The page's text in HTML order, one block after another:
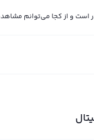
خرید و فروش بر روی